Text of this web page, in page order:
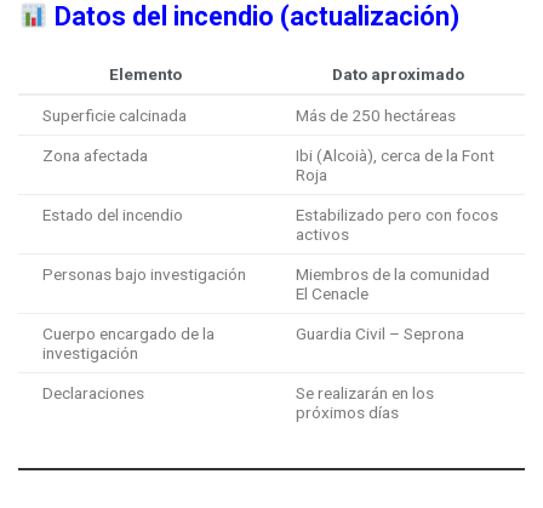
Datos del incendio (actualización)
Elemento Dato aproximado
Superficie calcinada Más de 250 hectáreas
Zona afectada
Ibi (Alcoià), cerca de la Font
Roja
Estado del incendio
Estabilizado pero con focos
activos
Personas bajo investigación
Miembros de la comunidad
El Cenacle
Cuerpo encargado de la
investigación
Guardia Civil – Seprona
Declaraciones
Se realizarán en los
próximos días